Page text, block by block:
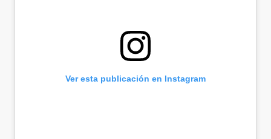
Ver esta publicación en Instagram